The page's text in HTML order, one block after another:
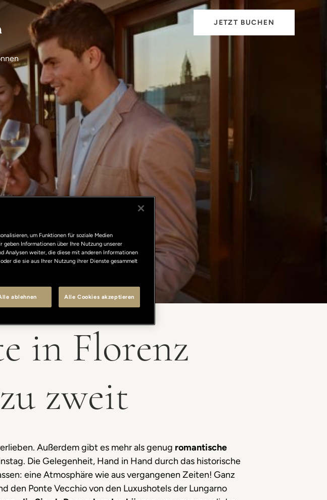
JETZT BUCHEN
in Florenz
zweit
Außerdem gibt es mehr als genug romantische
Die Gelegenheit, Hand in Hand durch das historische
eine Atmosphäre wie aus vergangenen Zeiten! Ganz
den Ponte Vecchio von den Luxushotels der Lungarno
um Funktionen für soziale Medien
geben Informationen über Ihre Nutzung unserer
Analysen weiter, die diese mit anderen Informationen
die sie aus Ihrer Nutzung ihrer Dienste gesammelt
ablehnen Alle Cookies akzeptieren